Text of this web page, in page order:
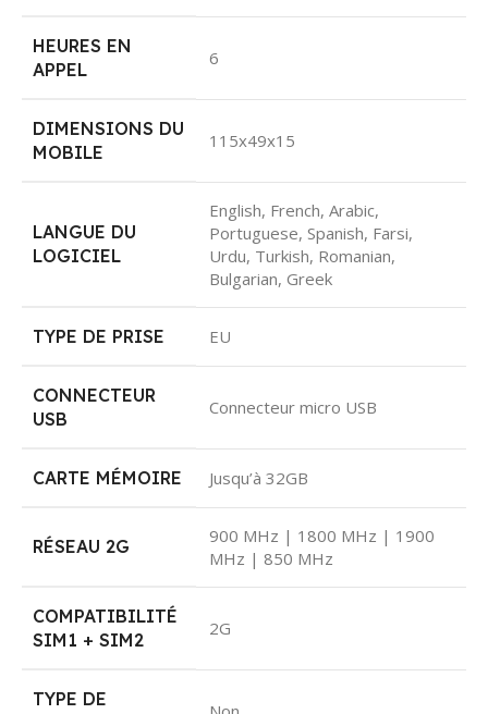
HEURES EN
APPEL
6
DIMENSIONS DU
MOBILE
115x49x15
LANGUE DU
LOGICIEL
English, French, Arabic,
Portuguese, Spanish, Farsi,
Urdu, Turkish, Romanian,
Bulgarian, Greek
TYPE DE PRISE EU
CONNECTEUR
USB
Connecteur micro USB
CARTE MÉMOIRE Jusqu’à 32GB
RÉSEAU 2G
900 MHz | 1800 MHz | 1900
MHz | 850 MHz
COMPATIBILITÉ
SIM1 + SIM2
2G
TYPE DE